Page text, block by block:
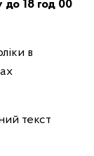
до 18 год 00
в
текст